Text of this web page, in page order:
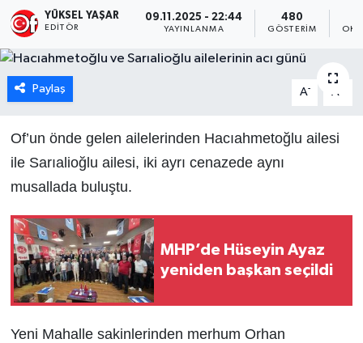
YÜKSEL YAŞAR
EDITÖR
09.11.2025 - 22:44
YAYINLANMA
480
GÖSTERIM
Paylaş A- A
Of’un önde gelen ailelerinden Hacıahmetoğlu ailesi
ile Sarıalioğlu ailesi, iki ayrı cenazede aynı
musallada buluştu.
MHP’de Hüseyin Ayaz
yeniden başkan seçildi
Yeni Mahalle sakinlerinden merhum Orhan
Haber Arşivi